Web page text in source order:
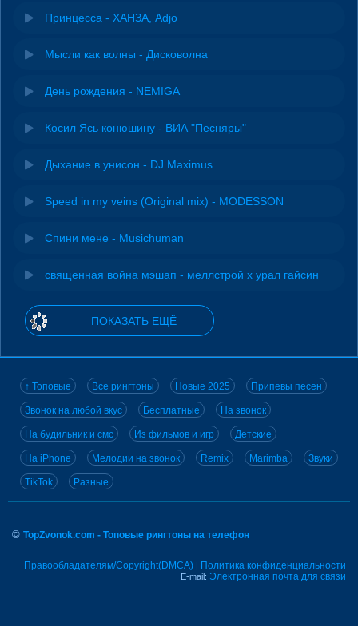
Принцесса - ХАНЗА, Adjo
Мысли как волны - Дисковолна
День рождения - NEMIGA
Косил Ясь конюшину - ВИА "Песняры"
Дыхание в унисон - DJ Maximus
Speed in my veins (Original mix) - MODESSON
Спини мене - Musichuman
священная война мэшап - меллстрой х урал гайсин
ПОКАЗАТЬ ЕЩЁ
↑ Топовые Все рингтоны Новые 2025 Припевы песен
Звонок на любой вкус Бесплатные На звонок
На будильник и смс Из фильмов и игр Детские
На iPhone Мелодии на звонок Remix Marimba Звуки
TikTok Разные
© TopZvonok.com - Топовые рингтоны на телефон
Правообладателям/Copyright(DMCA) | Политика конфиденциальности
E-mail: Электронная почта для связи